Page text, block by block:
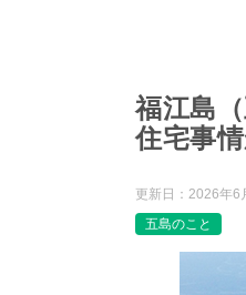
福江島
住宅事
更新日： 2026年6
五島のこと